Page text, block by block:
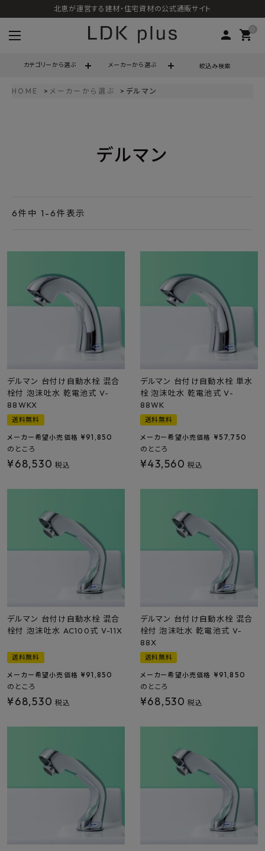
北恵が運営する建材・住宅資材の公式通販サイト
person 0
shopping_cart
カテゴリーから選ぶ メーカーから選ぶ 絞込み検索
ようこそ ゲスト 様
最近チェックした商品
FAX注文はこちらから
カテゴリーから選ぶ
メーカーから選ぶ
ご利用ガイド
よくあるご質問
お問い合わせ
特定商取引法について
HOME メーカーから選ぶ デルマン
デルマン
6件中 1 -6件表示
デルマン 台付け自動水栓 混合
栓付 泡沫吐水 乾電池式 V-
88WKX
送料無料
メーカー希望小売価格 ¥91,850
のところ
¥68,530 税込
デルマン 台付け自動水栓 単水
栓 泡沫吐水 乾電池式 V-
88WK
送料無料
メーカー希望小売価格 ¥57,750
のところ
¥43,560 税込
デルマン 台付け自動水栓 混合
栓付 泡沫吐水 AC100式 V-11X
送料無料
メーカー希望小売価格 ¥91,850
のところ
¥68,530 税込
デルマン 台付け自動水栓 混合
栓付 泡沫吐水 乾電池式 V-
88X
送料無料
メーカー希望小売価格 ¥91,850
のところ
¥68,530 税込